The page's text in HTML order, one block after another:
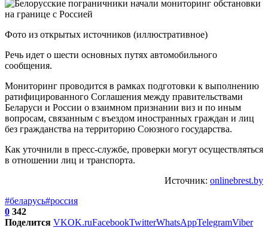
Фото из открытых источников (иллюстративное)
Речь идет о шести основных путях автомобильного
сообщения.
Мониторинг проводится в рамках подготовки к выполнению
ратифицированного Соглашения между правительствами
Беларуси и России о взаимном признании виз и по иным
вопросам, связанным с въездом иностранных граждан и лиц
без гражданства на территорию Союзного государства.
Как уточнили в пресс-службе, проверки могут осуществляться
в отношении лиц и транспорта.
Источник: onlinebrest.by
#беларусь#россия
0 342
Поделится VKOK.ruFacebookTwitterWhatsAppTelegramViber